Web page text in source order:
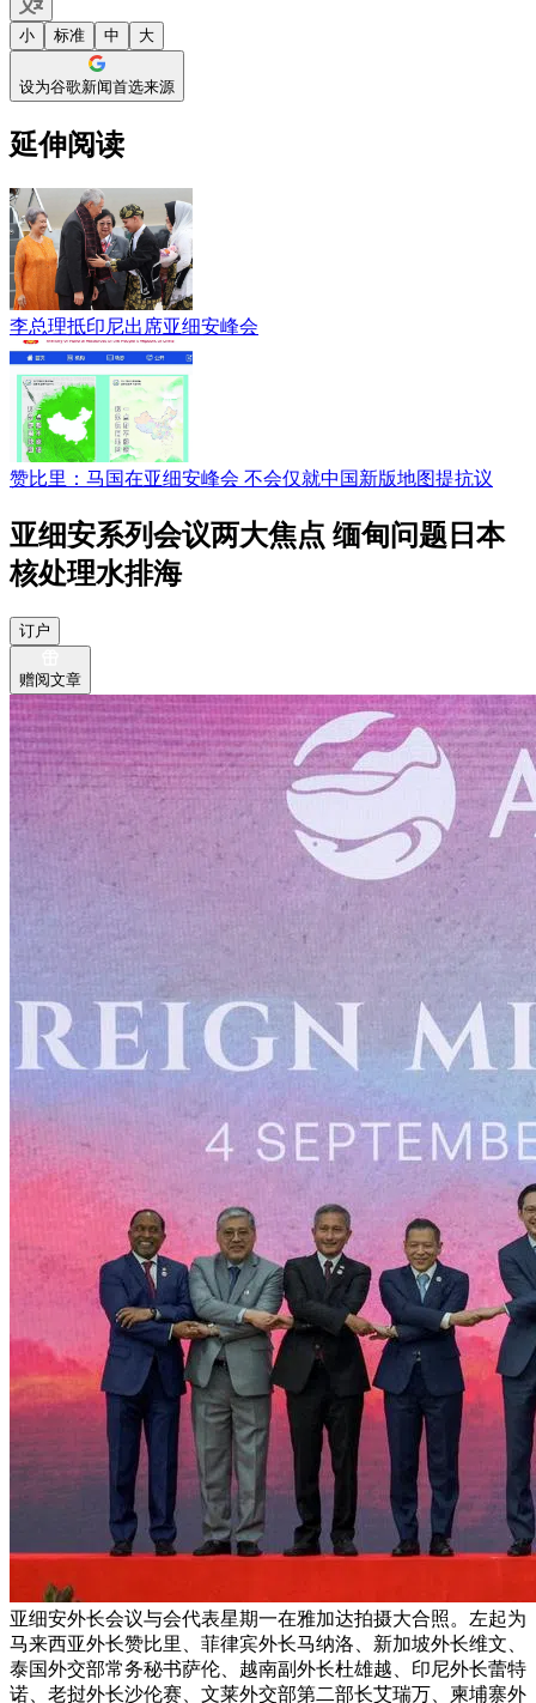
小 标准 中 大
设为谷歌新闻首选来源
延伸阅读
李总理抵印尼出席亚细安峰会
赞比里：马国在亚细安峰会 不会仅就中国新版地图提抗议
亚细安系列会议两大焦点 缅甸问题日本
核处理水排海
订户
赠阅文章
亚细安外长会议与会代表星期一在雅加达拍摄大合照。左起为
马来西亚外长赞比里、菲律宾外长马纳洛、新加坡外长维文、
泰国外交部常务秘书萨伦、越南副外长杜雄越、印尼外长蕾特
诺、老挝外长沙伦赛、文莱外交部第二部长艾瑞万、柬埔寨外